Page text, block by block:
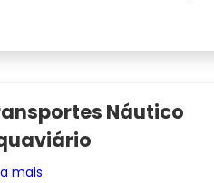
Náutico
mais